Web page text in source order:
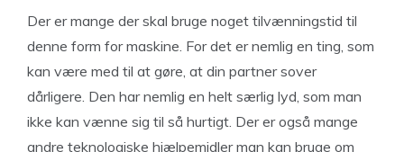
Der er mange der skal bruge noget tilvænningstid til
denne form for maskine. For det er nemlig en ting, som
kan være med til at gøre, at din partner sover
dårligere. Den har nemlig en helt særlig lyd, som man
ikke kan vænne sig til så hurtigt. Der er også mange
andre teknologiske hjælpemidler man kan bruge om